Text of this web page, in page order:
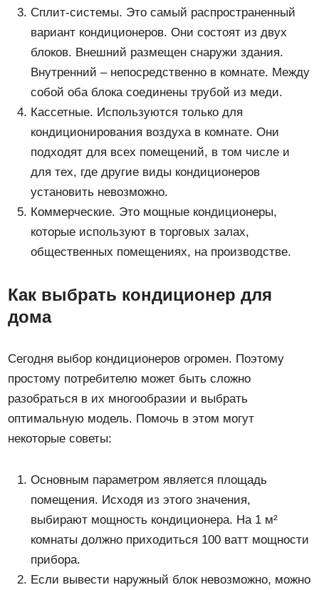
Сплит-системы. Это самый распространенный
вариант кондиционеров. Они состоят из двух
блоков. Внешний размещен снаружи здания.
Внутренний – непосредственно в комнате. Между
собой оба блока соединены трубой из меди.
Кассетные. Используются только для
кондиционирования воздуха в комнате. Они
подходят для всех помещений, в том числе и
для тех, где другие виды кондиционеров
установить невозможно.
Коммерческие. Это мощные кондиционеры,
которые используют в торговых залах,
общественных помещениях, на производстве.
Как выбрать кондиционер для
дома
Сегодня выбор кондиционеров огромен. Поэтому
простому потребителю может быть сложно
разобраться в их многообразии и выбрать
оптимальную модель. Помочь в этом могут
некоторые советы:
Основным параметром является площадь
помещения. Исходя из этого значения,
выбирают мощность кондиционера. На 1 м²
комнаты должно приходиться 100 ватт мощности
прибора.
Если вывести наружный блок невозможно, можно